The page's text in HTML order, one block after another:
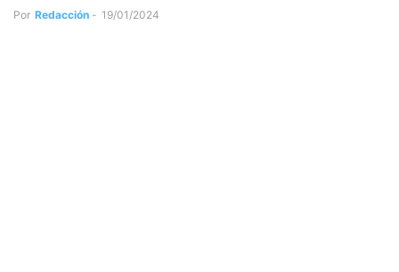
Por Redacción - 19/01/2024